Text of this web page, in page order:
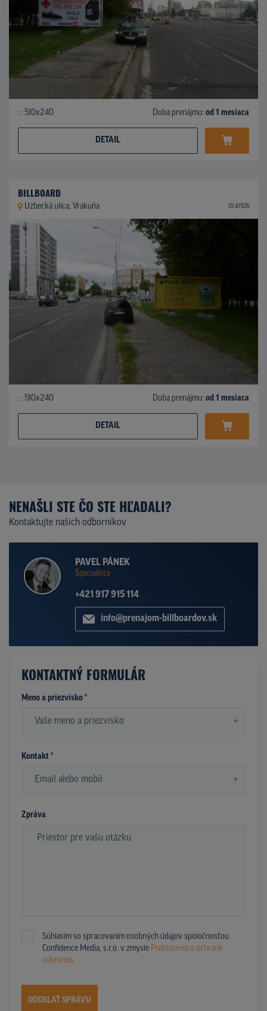
510x240 Doba prenájmu: od 1 mesiaca
DETAIL
BILLBOARD
Uzbecká ulica, Vrakuňa ID 41926
510x240 Doba prenájmu: od 1 mesiaca
DETAIL
NENAŠLI STE ČO STE HĽADALI?
Kontaktujte našich odborníkov
PAVEL PÁNEK
Špecialista
+421 917 915 114
info@prenajom-billboardov.sk
KONTAKTNÝ FORMULÁR
Meno a priezvisko *
*
Kontakt *
*
Zpráva
Súhlasím so spracovaním osobných údajov spoločnosťou
Confidence Media, s.r.o. v zmysle Prehlásenia o ochrane
súkromia.
ODOSLAŤ SPRÁVU